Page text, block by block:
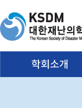
학회소개